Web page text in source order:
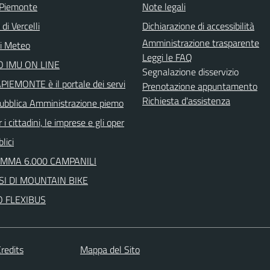
Vercelli
Meteo
IMU ON LINE
è il portale dei servi
Amministrazione piemo
i cittadini, le imprese e gli oper
6.000 CAMPANILI
DI MOUNTAIN BIKE
FLEXIBUS
Note legali
Dichiarazione di accessibilità
Amministrazione trasparente
Leggi le FAQ
Segnalazione disservizio
Prenotazione appuntamento
Richiesta d'assistenza
Mappa del Sito